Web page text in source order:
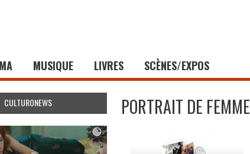
MUSIQUE LIVRES SCÈNES/EXPOS
PORTRAIT DE FEMME
CULTURONEWS